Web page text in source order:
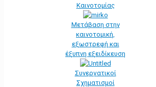
Καινοτομίας
Μετάβαση στην
καινοτομική,
εξωστρεφή και
έξυπνη εξειδίκευση
Συνεργατικοί
Σχηματισμοί